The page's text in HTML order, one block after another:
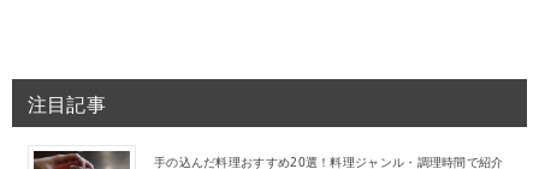
注目記事
手の込んだ料理おすすめ20選！料理ジャンル・調理時間で紹介